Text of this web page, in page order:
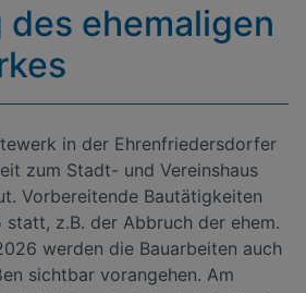
des ehemaligen
in der Ehrenfriedersdorfer
zum Stadt- und Vereinshaus
Vorbereitende Bautätigkeiten
z.B. der Abbruch der ehem.
werden die Bauarbeiten auch
sichtbar vorangehen. Am